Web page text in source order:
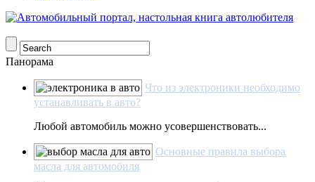
Панорама
Что из электроники необходимо
устанавливать в авто?
Любой автомобиль можно усовершенствовать...
Основные правила выбора
масла для автомобиля